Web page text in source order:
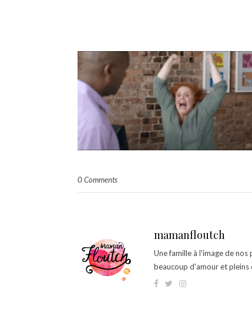
0 Comments
mamanfloutch
Une famille à l'image de
beaucoup d'amour et pleins